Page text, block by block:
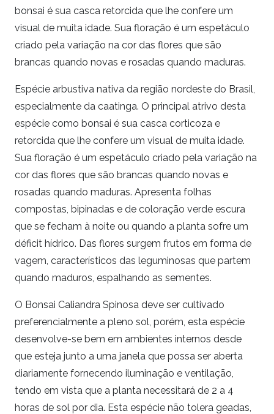
bonsai é sua casca retorcida que lhe confere um
visual de muita idade. Sua floração é um espetáculo
criado pela variação na cor das flores que são
brancas quando novas e rosadas quando maduras.
Espécie arbustiva nativa da região nordeste do Brasil,
especialmente da caatinga. O principal atrivo desta
espécie como bonsai é sua casca corticoza e
retorcida que lhe confere um visual de muita idade.
Sua floração é um espetáculo criado pela variação na
cor das flores que são brancas quando novas e
rosadas quando maduras. Apresenta folhas
compostas, bipinadas e de coloração verde escura
que se fecham à noite ou quando a planta sofre um
déficit hídrico. Das flores surgem frutos em forma de
vagem, característicos das leguminosas que partem
quando maduros, espalhando as sementes.
O Bonsai Caliandra Spinosa deve ser cultivado
preferencialmente a pleno sol, porém, esta espécie
desenvolve-se bem em ambientes internos desde
que esteja junto a uma janela que possa ser aberta
diariamente fornecendo iluminação e ventilação,
tendo em vista que a planta necessitará de 2 a 4
horas de sol por dia. Esta espécie não tolera geadas,